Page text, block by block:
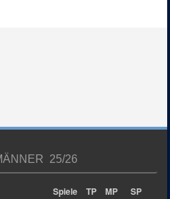
25/26
Spiele TP MP SP